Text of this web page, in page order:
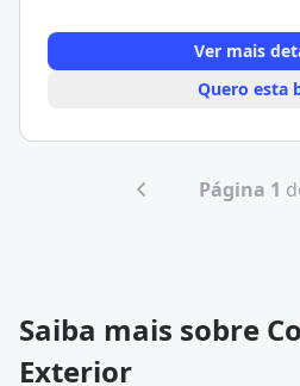
Ver mais
Quero esta
Página 1
Saiba mais sobre
Exterior